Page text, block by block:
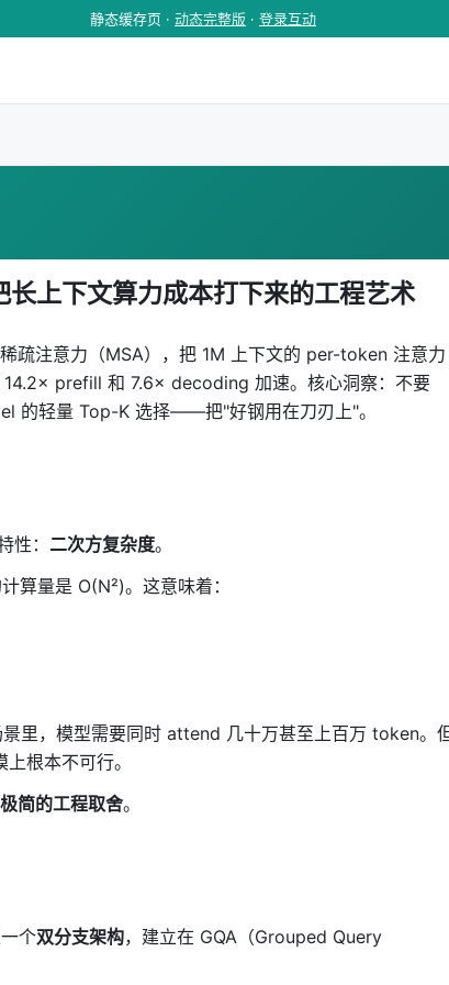
静态缓存页 · 动态完整版 · 登录互动
上下文算力成本打下来的工程艺术
疏注意力（MSA），把 1M 上下文的 per-token 注意力
prefill 和 7.6× decoding 加速。核心洞察：不要
的轻量 Top-K 选择——把"好钢用在刀刃上"。
： 二次方复杂度。
量是 O(N²)。这意味着：
里，模型需要同时 attend 几十万甚至上百万 token。
根本不可行。
极简的工程取舍。
个双分支架构，建立在 GQA（Grouped Query